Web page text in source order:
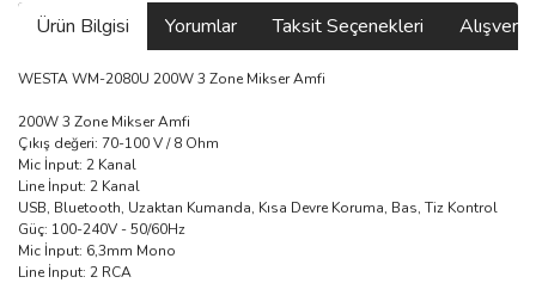
Ürün Bilgisi Yorumlar Taksit Seçenekleri
WESTA WM-2080U 200W 3 Zone Mikser Amfi
200W 3 Zone Mikser Amfi
Çıkış değeri: 70-100 V / 8 Ohm
Mic İnput: 2 Kanal
Line İnput: 2 Kanal
USB, Bluetooth, Uzaktan Kumanda, Kısa Devre Koruma, Bas, Tiz Kontrol
Güç: 100-240V - 50/60Hz
Mic İnput: 6,3mm Mono
Line İnput: 2 RCA